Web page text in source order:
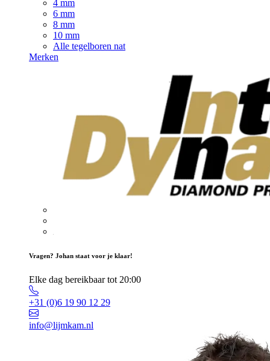
4 mm
6 mm
8 mm
10 mm
Alle tegelboren nat
Merken
Vragen? Johan staat voor je klaar!
Elke dag bereikbaar tot 20:00
+31 (0)6 19 90 12 29
info@lijmkam.nl